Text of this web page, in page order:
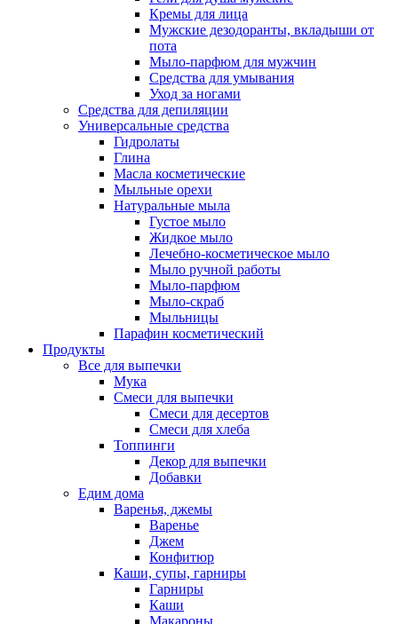
Кремы для лица
Мужские дезодоранты, вкладыши от
пота
Мыло-парфюм для мужчин
Средства для умывания
Уход за ногами
Средства для депиляции
Универсальные средства
Гидролаты
Глина
Масла косметические
Мыльные орехи
Натуральные мыла
Густое мыло
Жидкое мыло
Лечебно-косметическое мыло
Мыло ручной работы
Мыло-парфюм
Мыло-скраб
Мыльницы
Парафин косметический
Продукты
Все для выпечки
Мука
Смеси для выпечки
Смеси для десертов
Смеси для хлеба
Топпинги
Декор для выпечки
Добавки
Едим дома
Варенья, джемы
Варенье
Джем
Конфитюр
Каши, супы, гарниры
Гарниры
Каши
Макароны